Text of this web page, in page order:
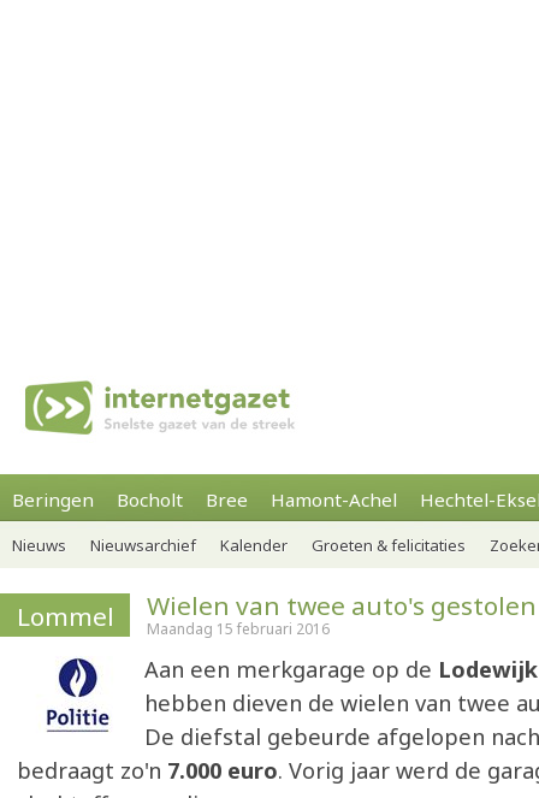
Beringen Bocholt Bree Hamont-Achel Hechtel-
Nieuws Nieuwsarchief Kalender Groeten & felicitaties
Lommel Wielen van twee auto's gestolen
Maandag 15 februari 2016
Aan een merkgarage op de
hebben dieven de wielen van twee
De diefstal gebeurde afgelopen
bedraagt zo'n 7.000 euro. Vorig jaar werd de